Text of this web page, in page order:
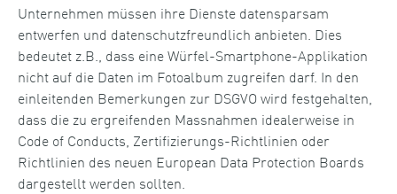
Unternehmen müssen ihre Dienste datensparsam
entwerfen und datenschutzfreundlich anbieten. Dies
bedeutet z.B., dass eine Würfel-Smartphone-Applikation
nicht auf die Daten im Fotoalbum zugreifen darf. In den
einleitenden Bemerkungen zur DSGVO wird festgehalten,
dass die zu ergreifenden Massnahmen idealerweise in
Code of Conducts, Zertifizierungs-Richtlinien oder
Richtlinien des neuen European Data Protection Boards
dargestellt werden sollten.